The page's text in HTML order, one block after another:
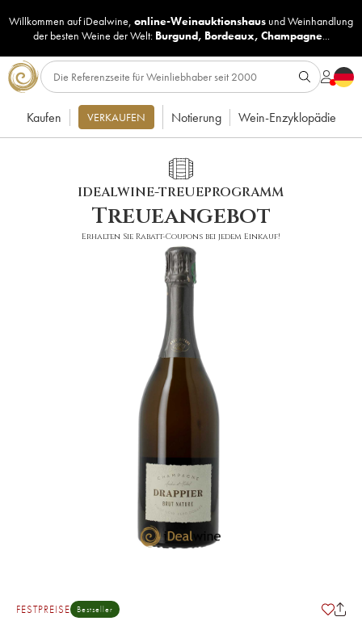
Willkommen auf iDealwine, online-Weinauktionshaus undWeinhandlung
der besten Weine der Welt: Burgund, Bordeaux, Champagne...
Kaufen VERKAUFEN Notierung Wein-Enzyklopädie
IDEALWINE-TREUEPROGRAMM
Treueangebot
Erhalten Sie Rabatt-Coupons bei jedem Einkauf!
FESTPREISE Bestseller